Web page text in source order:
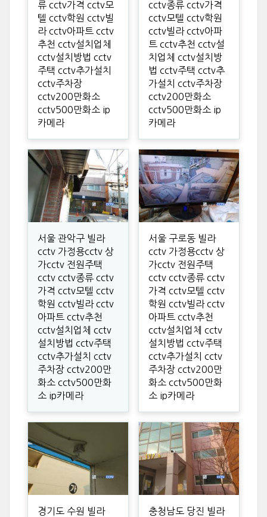
류 cctv가격 cctv모
텔 cctv학원 cctv빌
라 cctv아파트 cctv
추천 cctv설치업체
cctv설치방법 cctv
주택 cctv추가설치
cctv주차장
cctv200만화소
cctv500만화소 ip
카메라
cctv종류 cctv가격
cctv모텔 cctv학원
cctv빌라 cctv아파
트 cctv추천 cctv설
치업체 cctv설치방
법 cctv주택 cctv추
가설치 cctv주차장
cctv200만화소
cctv500만화소 ip
카메라
서울 관악구 빌라
cctv 가정용cctv 상
가cctv 전원주택
cctv cctv종류 cctv
가격 cctv모텔 cctv
학원 cctv빌라 cctv
아파트 cctv추천
cctv설치업체 cctv
설치방법 cctv주택
cctv추가설치 cctv
주차장 cctv200만
화소 cctv500만화
소 ip카메라
서울 구로동 빌라
cctv 가정용cctv 상
가cctv 전원주택
cctv cctv종류 cctv
가격 cctv모텔 cctv
학원 cctv빌라 cctv
아파트 cctv추천
cctv설치업체 cctv
설치방법 cctv주택
cctv추가설치 cctv
주차장 cctv200만
화소 cctv500만화
소 ip카메라
경기도 수원 빌라
충청남도 당진 빌라